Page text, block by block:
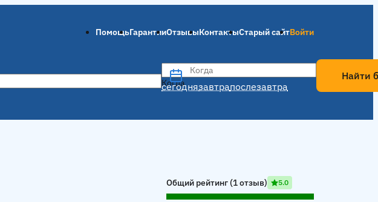
ПомощьГарантииОтзывыКонтактыСтарый сайтВойти
Когда
сегоднязавтрапослезавтра
Когда
Найти
Общий рейтинг (1 отзыв) 5.0